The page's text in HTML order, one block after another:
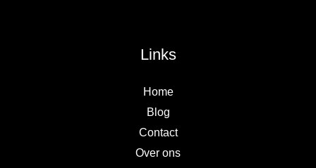
Links
Home
Blog
Contact
Over ons